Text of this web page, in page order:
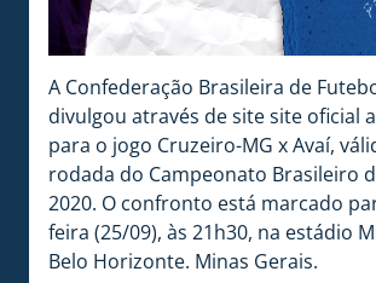
A Confederação Brasileira de
divulgou através de site site oficial
para o jogo Cruzeiro-MG x Avaí,
rodada do Campeonato Brasileiro
2020. O confronto está marcado
feira (25/09), às 21h30, na estádio
Belo Horizonte. Minas Gerais.